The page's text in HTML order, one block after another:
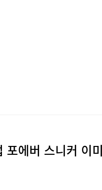
포에버 스니커 이